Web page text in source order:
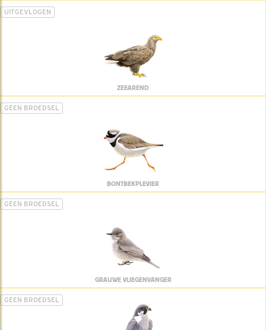
UITGEVLOGEN
ZEEAREND
GEEN BROEDSEL
BONTBEKPLEVIER
GEEN BROEDSEL
GRAUWE VLIEGENVANGER
GEEN BROEDSEL